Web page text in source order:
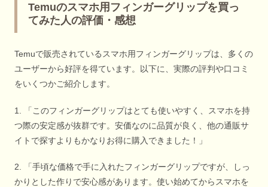
Temuのスマホ用フィンガーグリップを買っ
てみた人の評価・感想
Temuで販売されているスマホ用フィンガーグリップは、多くの
ユーザーから好評を得ています。以下に、実際の評判や口コミ
をいくつかご紹介します。
1. 「このフィンガーグリップはとても使いやすく、スマホを持
つ際の安定感が抜群です。安価なのに品質が良く、他の通販サ
イトで探すよりもかなりお得に購入できました！」
2. 「手頃な価格で手に入れたフィンガーグリップですが、しっ
かりとした作りで安心感があります。使い始めてからスマホを